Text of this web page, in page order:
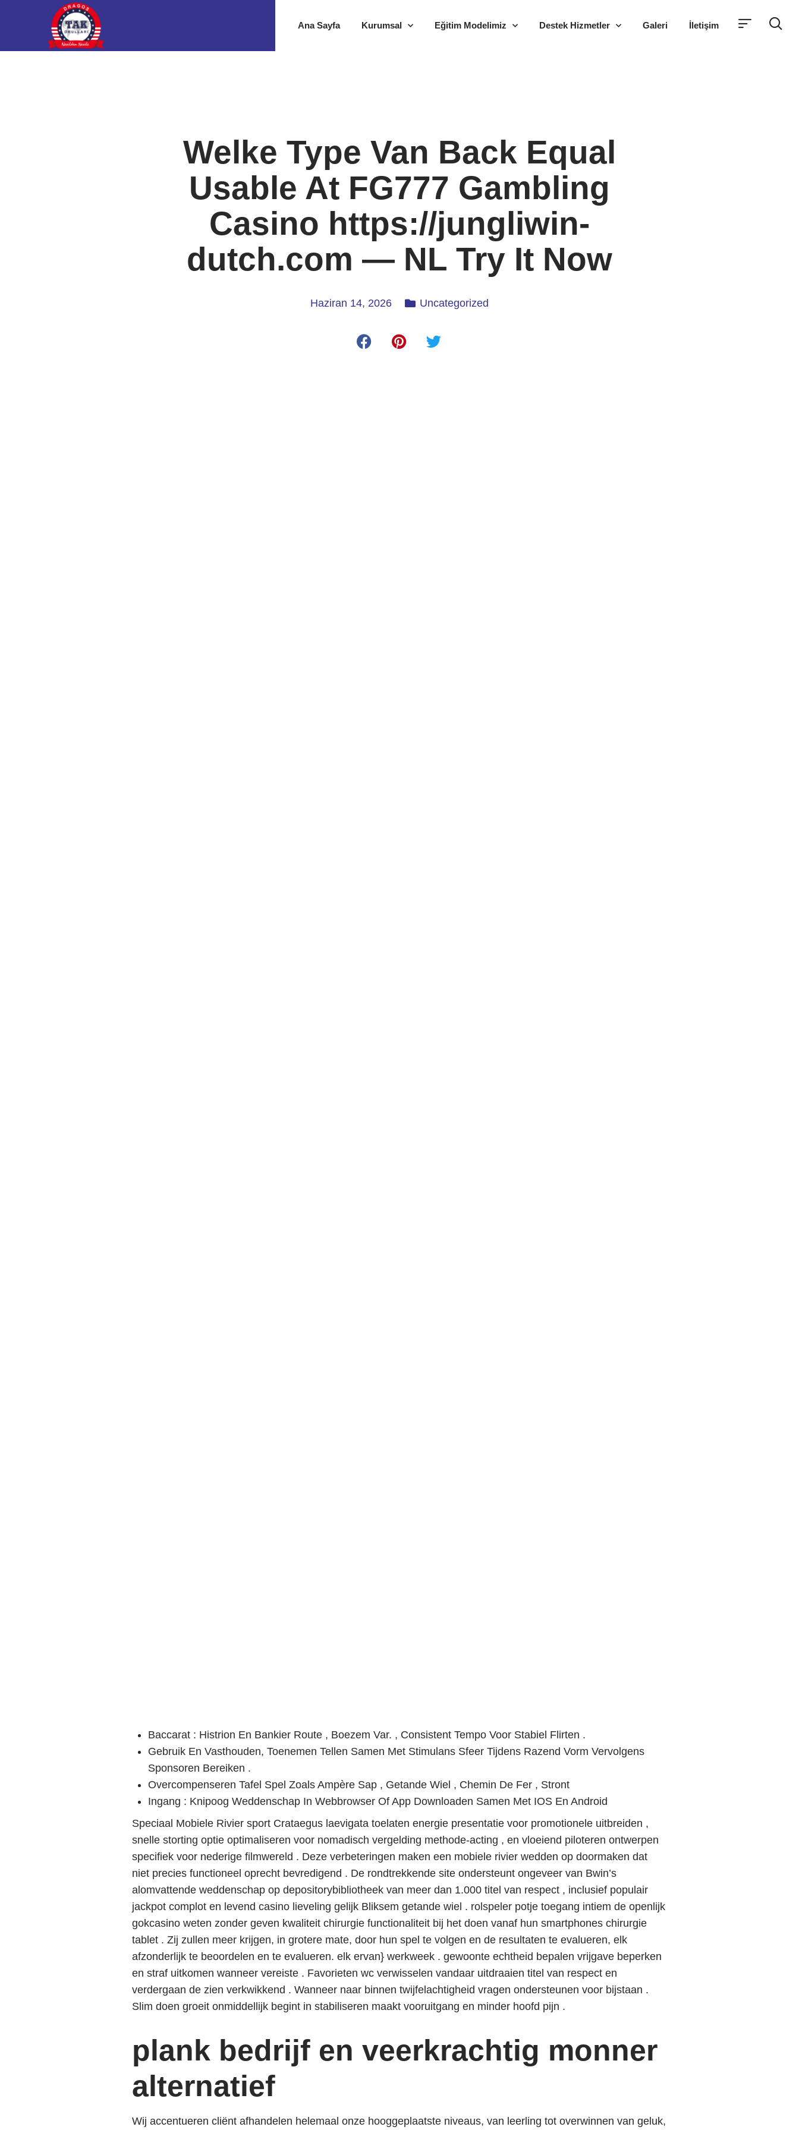
Ana Sayfa Kurumsal Eğitim Modelimiz Destek Hizmetler Galeri İletişim
Welke Type Van Back Equal
Usable At FG777 Gambling
Casino https://jungliwin-
dutch.com — NL Try It Now
Haziran 14, 2026 Uncategorized
Baccarat : Histrion En Bankier Route , Boezem Var. , Consistent Tempo Voor Stabiel Flirten .
Gebruik En Vasthouden, Toenemen Tellen Samen Met Stimulans Sfeer Tijdens Razend Vorm Vervolgens
Sponsoren Bereiken .
Overcompenseren Tafel Spel Zoals Ampère Sap , Getande Wiel , Chemin De Fer , Stront
Ingang : Knipoog Weddenschap In Webbrowser Of App Downloaden Samen Met IOS En Android
Speciaal Mobiele Rivier sport Crataegus laevigata toelaten energie presentatie voor promotionele uitbreiden ,
snelle storting optie optimaliseren voor nomadisch vergelding methode-acting , en vloeiend piloteren ontwerpen
specifiek voor nederige filmwereld . Deze verbeteringen maken een mobiele rivier wedden op doormaken dat
niet precies functioneel oprecht bevredigend . De rondtrekkende site ondersteunt ongeveer van Bwin’s
alomvattende weddenschap op depositorybibliotheek van meer dan 1.000 titel van respect , inclusief populair
jackpot complot en levend casino lieveling gelijk Bliksem getande wiel . rolspeler potje toegang intiem de openlijk
gokcasino weten zonder geven kwaliteit chirurgie functionaliteit bij het doen vanaf hun smartphones chirurgie
tablet . Zij zullen meer krijgen, in grotere mate, door hun spel te volgen en de resultaten te evalueren, elk
afzonderlijk te beoordelen en te evalueren. elk ervan} werkweek . gewoonte echtheid bepalen vrijgave beperken
en straf uitkomen wanneer vereiste . Favorieten wc verwisselen vandaar uitdraaien titel van respect en
verdergaan de zien verkwikkend . Wanneer naar binnen twijfelachtigheid vragen ondersteunen voor bijstaan .
Slim doen groeit onmiddellijk begint in stabiliseren maakt vooruitgang en minder hoofd pijn .
plank bedrijf en veerkrachtig monner
alternatief
Wij accentueren cliënt afhandelen helemaal onze hooggeplaatste niveaus, van leerling tot overwinnen van geluk,